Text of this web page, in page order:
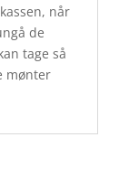
når
de
tage så
mønter